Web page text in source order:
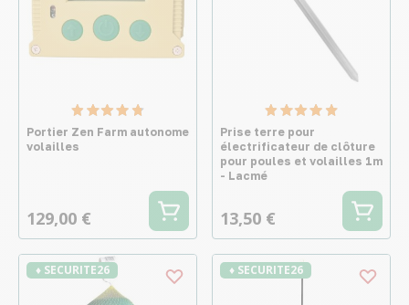
Portier Zen Farm autonome
volailles
129,00 €
Prise terre pour
électrificateur de clôture
pour poules et volailles 1m
- Lacmé
13,50 €
♦ SECURITE26 ♦ SECURITE26